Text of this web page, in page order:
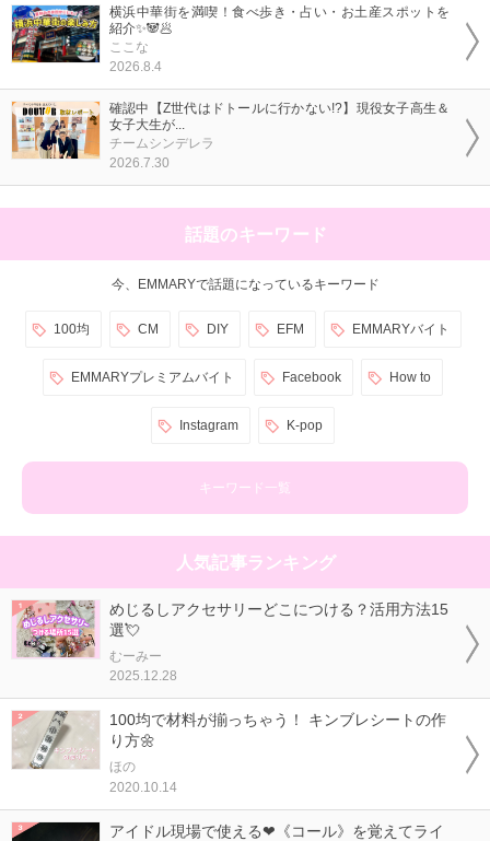
横浜中華街を満喫！食べ歩き・占い・お土産スポットを
紹介✨🐼🥟
ここな
2026.8.4
確認中【Z世代はドトールに行かない!?】現役女子高生＆
女子大生が...
チームシンデレラ
2026.7.30
話題のキーワード
今、EMMARYで話題になっているキーワード
100均 CM DIY EFM EMMARYバイト
EMMARYプレミアムバイト Facebook How to
Instagram K-pop
キーワード一覧
人気記事ランキング
めじるしアクセサリーどこにつける？活用方法15
選💘
むーみー
2025.12.28
100均で材料が揃っちゃう！ キンブレシートの作
り方🌼
ほの
2020.10.14
アイドル現場で使える❤《コール》を覚えてライ